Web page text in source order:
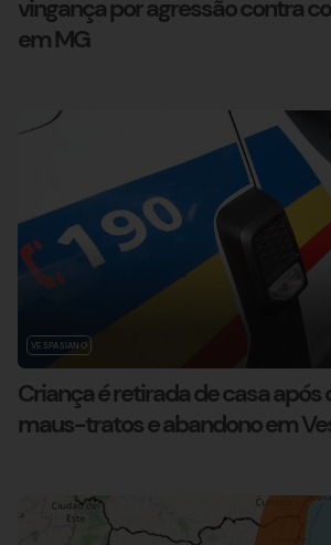
vingança por agressão contra
em MG
VESPASIANO
Criança é retirada de casa após
maus-tratos e abandono em